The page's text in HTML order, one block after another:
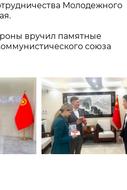
Молодежного
вручил памятные
союза